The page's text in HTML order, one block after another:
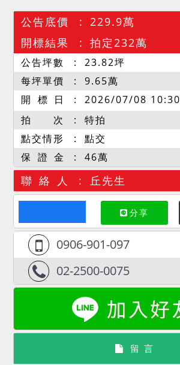
公告底價
229.9萬
開標結果
拍定232萬
公告坪數 23.82坪
每坪單價
9.65萬
開 標 日
2026/07/08 10:30
拍 次
特拍
點交情形
點交
保 證 金
46萬
聯 絡 人 丘先生
分享
0906-901-097
02-2500-0075
留 言